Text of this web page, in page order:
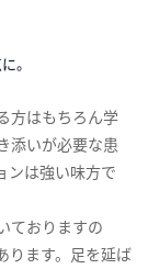
。
方はもちろん学
添いが必要な患
ンは強い味方で
ておりますの
ります。足を延ば